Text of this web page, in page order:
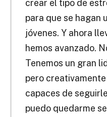
crear el tipo de
para que se hagan
jóvenes. Y ahora
hemos avanzado.
Tenemos un gran
pero
capaces de
puedo quedarme